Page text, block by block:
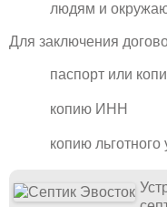
людям и
Для заключения
паспорт или
копию ИНН
копию